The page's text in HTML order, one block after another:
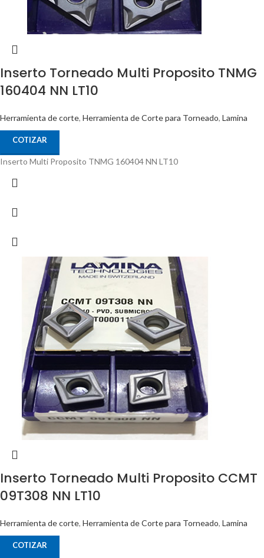
Inserto Torneado Multi Proposito TNMG
160404 NN LT10
Herramienta de corte, Herramienta de Corte para Torneado, Lamina
COTIZAR
Inserto Multi Proposito TNMG 160404 NN LT10
Inserto Torneado Multi Proposito CCMT
09T308 NN LT10
Herramienta de corte, Herramienta de Corte para Torneado, Lamina
COTIZAR